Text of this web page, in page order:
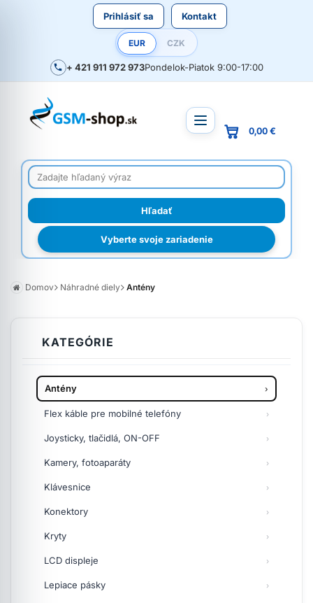
Prihlásiť sa Kontakt
EUR CZK
+ 421 911 972 973Pondelok-Piatok 9:00-17:00
Vyberte svoje zariadenie
0,00 €
Domov Náhradné diely Antény
KATEGÓRIE
Antény
Flex káble pre mobilné telefóny
Joysticky, tlačidlá, ON-OFF
Kamery, fotoaparáty
Klávesnice
Konektory
Kryty
LCD displeje
Lepiace pásky